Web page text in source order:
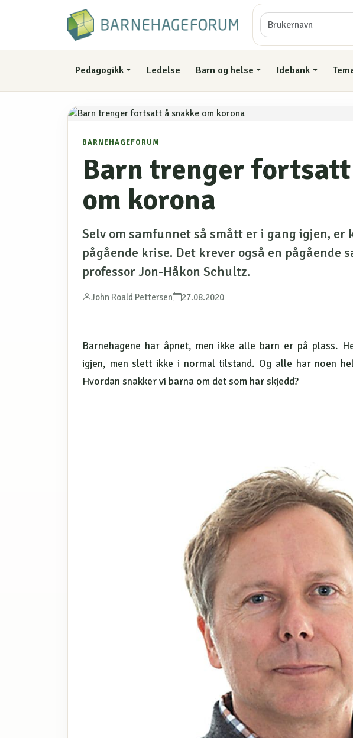
Pedagogikk Ledelse Barn og helse Idebank
BARNEHAGEFORUM
Barn trenger fortsatt
om korona
Selv om samfunnet så smått er i gang igjen, er
pågående krise. Det krever også en pågående
professor Jon-Håkon Schultz.
John Roald Pettersen 27.08.2020
Barnehagene har åpnet, men ikke alle barn er på plass.
igjen, men slett ikke i normal tilstand. Og alle har noen
Hvordan snakker vi barna om det som har skjedd?